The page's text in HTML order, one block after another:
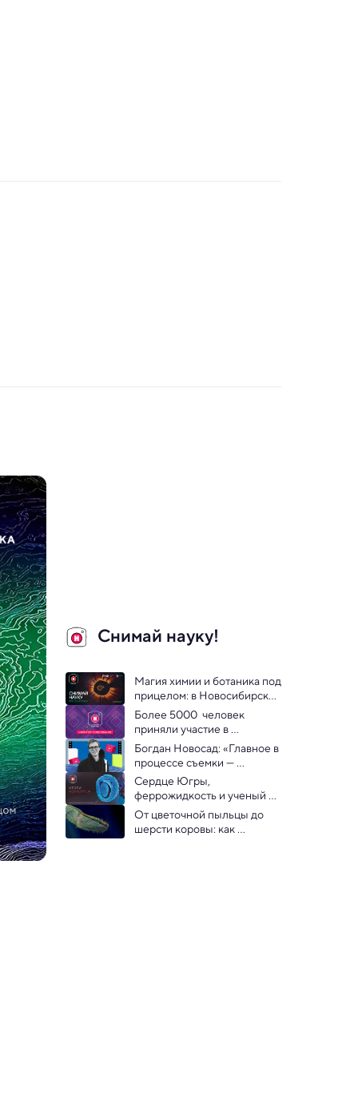
Снимай науку!
Магия химии и ботаника под
прицелом: в Новосибирске
пройдет выставка научных
фотографий
Более 5000  человек
приняли участие в
определении победителя
Богдан Новосад: «Главное в
процессе съемки —
Сердце Югры,
феррожидкость и ученый
тюлень Филипп:
фотоконкурс «Снимай
науку!» подвел итоги
От цветочной пыльцы до
шерсти коровы: как